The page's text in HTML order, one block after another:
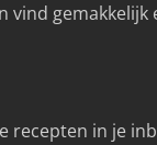
vind gemakkelijk
recepten in je